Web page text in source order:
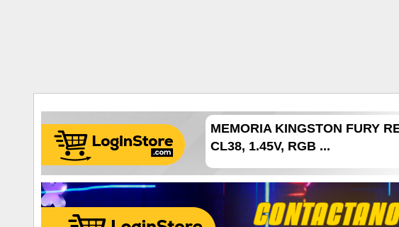
MEMORIA KINGSTON FURY
CL38, 1.45V, RGB ...